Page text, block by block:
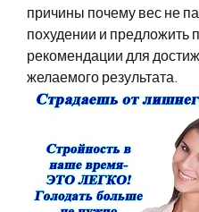
причины почему вес не
похудении и предложить
рекомендации для
желаемого результата.